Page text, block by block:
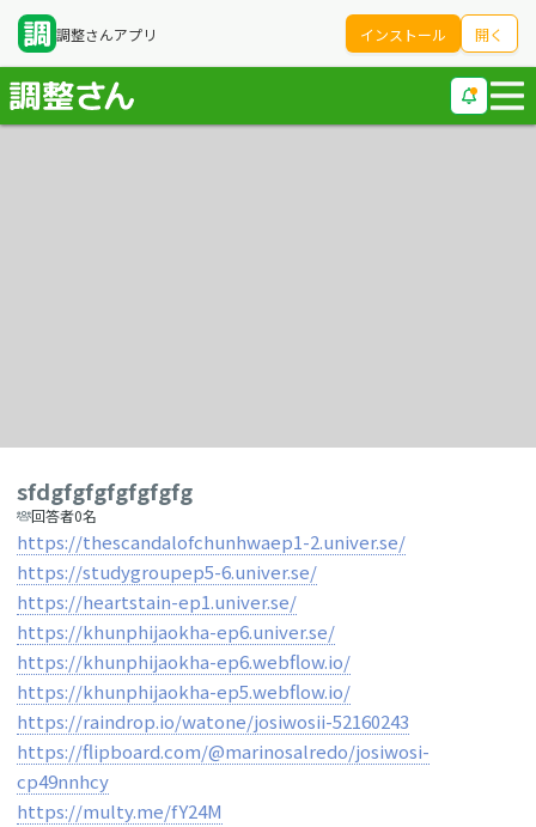
調整さんアプリ インストール 開く
sfdgfgfgfgfgfgfg
回答者0名
https://thescandalofchunhwaep1-2.univer.se/
https://studygroupep5-6.univer.se/
https://heartstain-ep1.univer.se/
https://khunphijaokha-ep6.univer.se/
https://khunphijaokha-ep6.webflow.io/
https://khunphijaokha-ep5.webflow.io/
https://raindrop.io/watone/josiwosii-52160243
https://flipboard.com/@marinosalredo/josiwosi-
cp49nnhcy
https://multy.me/fY24M